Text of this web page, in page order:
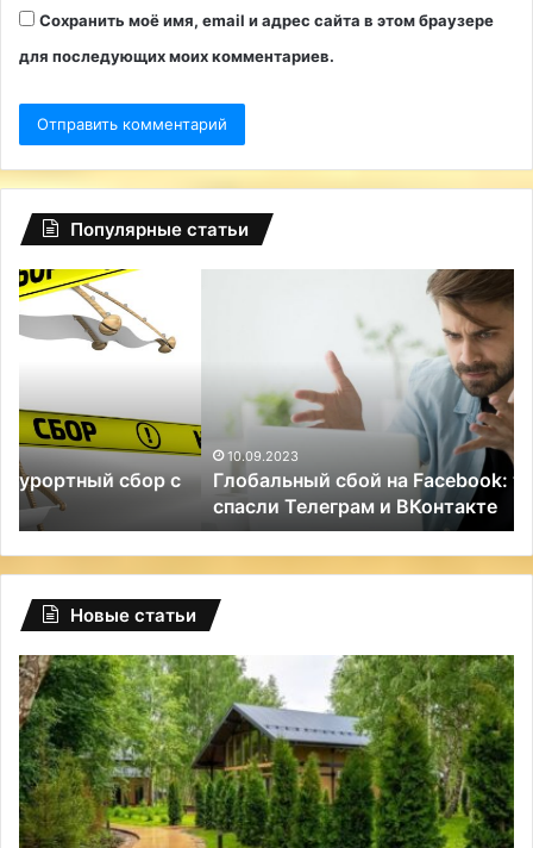
Сохранить моё имя, email и адрес сайта в этом браузере
для последующих моих комментариев.
Популярные статьи
Глобальный
сбой
Facebook:
РФ
спасли
Телеграм
и
ВКонтакте
10.09.2023
Глобальный сбой на Facebook: туриндустрию РФ
спасли Телеграм и ВКонтакте
ти
Новые статьи